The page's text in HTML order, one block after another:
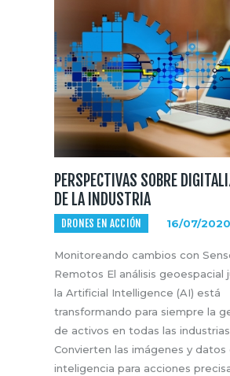
PERSPECTIVAS SOBRE
DE LA INDUSTRIA
DRONES EN ACCIÓN 16/07/2020
Monitoreando cambios con
Remotos El análisis geoespacial
la Artificial Intelligence (AI) está
transformando para siempre la
de activos en todas las
Convierten las imágenes y datos
inteligencia para acciones